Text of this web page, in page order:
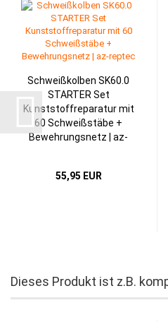
Schweißkolben SK60.0
STARTER Set
Kunststoffreparatur mit
60 Schweißstäbe +
Bewehrungsnetz | az-
55,95 EUR
Dieses Produkt ist z.B.